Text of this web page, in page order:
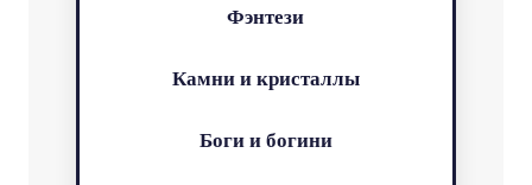
Фэнтези
Камни и кристаллы
Боги и богини